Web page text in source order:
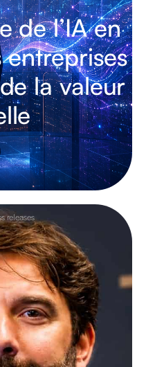
de l’IA en
entreprises
la valeur
releases